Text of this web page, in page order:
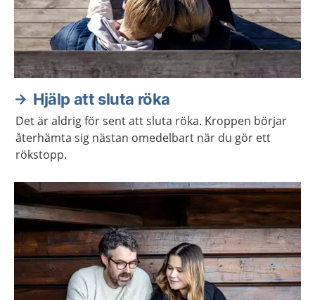
Hjälp att sluta röka
Det är aldrig för sent att sluta röka. Kroppen börjar
återhämta sig nästan omedelbart när du gör ett
rökstopp.